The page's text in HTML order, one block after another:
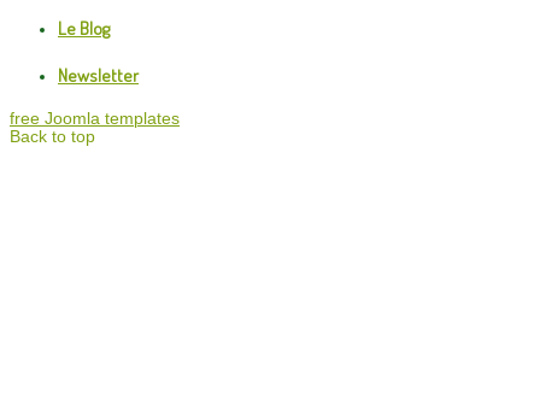
Le Blog
Newsletter
free Joomla templates
Back to top